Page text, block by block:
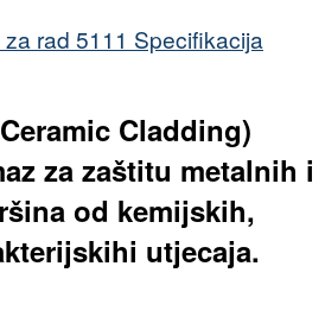
rad 5111 Specifikacija
Cladding)
za zaštitu metalnih i
od kemijskih,
utjecaja.